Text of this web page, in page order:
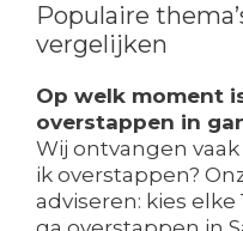
Populaire
vergelijken
Op welk moment
overstappen in
Wij ontvangen
ik overstappen?
adviseren: kies